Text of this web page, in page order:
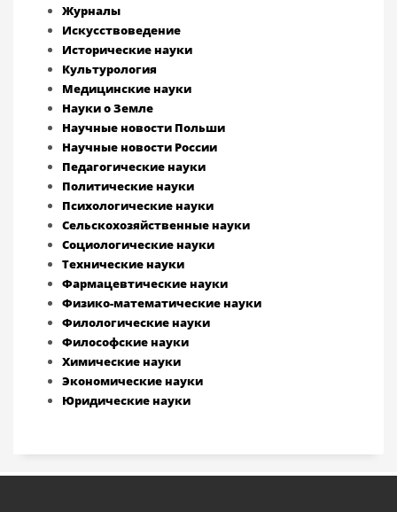
Журналы
Искусствоведение
Исторические науки
Культурология
Медицинские науки
Науки о Земле
Научные новости Польши
Научные новости России
Педагогические науки
Политические науки
Психологические науки
Сельскохозяйственные науки
Социологические науки
Технические науки
Фармацевтические науки
Физико-математические науки
Филологические науки
Философские науки
Химические науки
Экономические науки
Юридические науки